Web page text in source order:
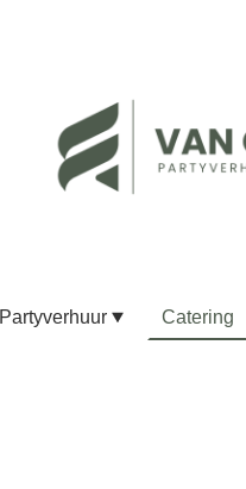
Partyverhuur Catering